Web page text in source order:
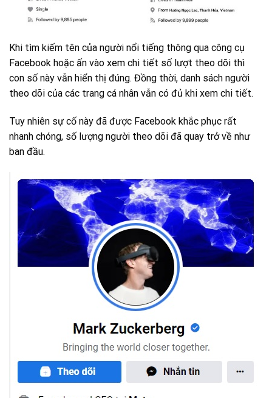
Khi tìm kiếm tên của người nổi tiếng thông qua công cụ
Facebook hoặc ấn vào xem chi tiết số lượt theo dõi thì
con số này vẫn hiển thị đúng. Đồng thời, danh sách người
theo dõi của các trang cá nhân vẫn có đủ khi xem chi tiết.
Tuy nhiên sự cố này đã được Facebook khắc phục rất
nhanh chóng, số lượng người theo dõi đã quay trở về như
ban đầu.